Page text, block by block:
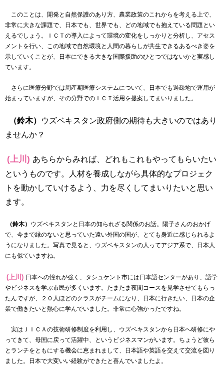
このことは、開発と自然保護のあり方、農業政策のこれからを考える上で、
非常に大きな課題で、日本でも、世界でも、どの地域でも抱えている問題とい
えるでしょう。ＩＣＴの導入によって環境の変化をしっかりと分析し、アセス
メントを行い、この地域で自然環境と人間の暮らしが共生できるあるべき姿を
示していくことが、日本にできる大きな国際援助のひとつではないかと実感し
ています。
さらに医療分野では周産期医療システムについて、日本でも過疎地で運用が
始まっていますが、その分野でのＩＣＴ活用を提案してまいりました。
（鈴木）
ウズベキスタン政府側の期待も大きいのではあり
ませんか？
(上川) あちらからみれば、どれもこれもやってもらいたい
というものです。人材を養成しながら具体的なプロジェク
トを動かしていけるよう、力を尽くしてまいりたいと思い
ます。
（鈴木） ウズベキスタンと日本の知られざる関係のお話。陽子さんのおかげ
で、今まで縁のないと思っていた遠い外国の国が、とても身近に感じられるよ
うになりました。写真で見ると、ウズベキスタンの人ってアジア系で、日本人
にも似ていますね。
(上川) 日本への憧れが強く、タシュケント市には日本語センターがあり、語学
やビジネスを学ぶ市民が多くいます。たまたま夜間コースを見学させてもらっ
たんですが、２０人ほどのクラスがチームになり、日本に行きたい、日本の企
業で働きたいと熱心に学んでいました。非常に心強かったですね。
実はＪＩＣＡの技術研修制度を利用し、ウズベキスタンから日本へ研修にや
ってきて、母国に戻って活躍中、というビジネスマンがいます。ちょうど彼ら
とランチをともにする機会に恵まれまして、日本語や英語を交えて交流を図り
ました。日本で大変いい経験ができたと喜んでいましたよ。